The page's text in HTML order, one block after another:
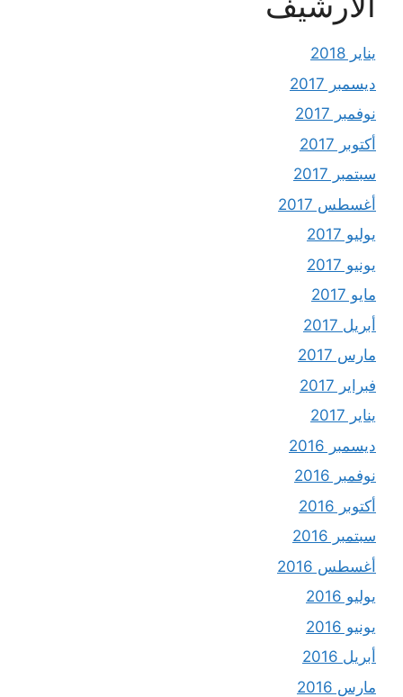
يناير 2018
ديسمبر 2017
نوفمبر 2017
أكتوبر 2017
سبتمبر 2017
أغسطس 2017
يوليو 2017
يونيو 2017
مايو 2017
أبريل 2017
مارس 2017
فبراير 2017
يناير 2017
ديسمبر 2016
نوفمبر 2016
أكتوبر 2016
سبتمبر 2016
أغسطس 2016
يوليو 2016
يونيو 2016
أبريل 2016
مارس 2016